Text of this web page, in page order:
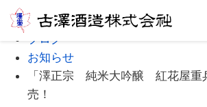
Home
ブログ
お知らせ
「澤正宗 純米大吟醸 紅花屋
売！